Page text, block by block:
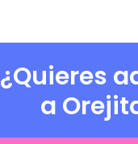
¿Quieres
a